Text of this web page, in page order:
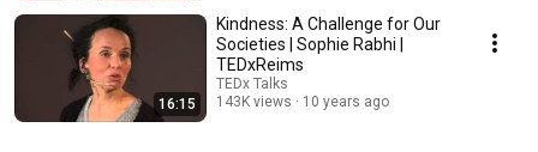
16:15
Kindness: A Challenge for Our
Societies | Sophie Rabhi |
TEDxReims
TEDx Talks
143K views
10 years ago